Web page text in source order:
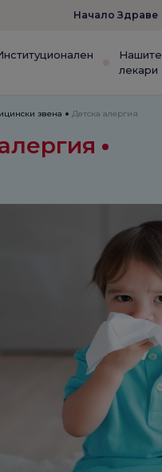
Начало Здраве
Нашите
лекари
звена Детска алергия